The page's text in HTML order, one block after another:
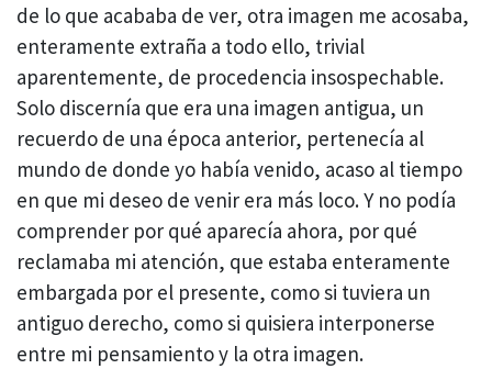
de lo que acababa de ver, otra imagen me acosaba,
enteramente extraña a todo ello, trivial
aparentemente, de procedencia insospechable.
Solo discernía que era una imagen antigua, un
recuerdo de una época anterior, pertenecía al
mundo de donde yo había venido, acaso al tiempo
en que mi deseo de venir era más loco. Y no podía
comprender por qué aparecía ahora, por qué
reclamaba mi atención, que estaba enteramente
embargada por el presente, como si tuviera un
antiguo derecho, como si quisiera interponerse
entre mi pensamiento y la otra imagen.